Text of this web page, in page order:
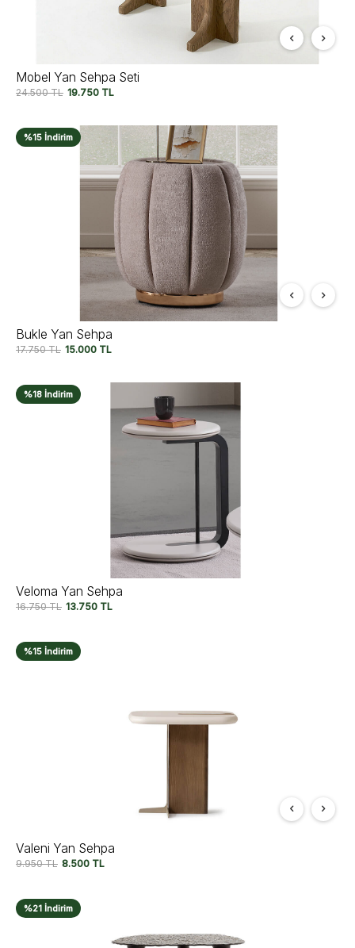
Mobel Yan Sehpa Seti
24.500TL 19.750 TL
%15 İndirim
Bukle Yan Sehpa
17.750TL 15.000 TL
%18 İndirim
Veloma Yan Sehpa
16.750TL 13.750 TL
%15 İndirim
Valeni Yan Sehpa
9.950TL 8.500 TL
%21 İndirim